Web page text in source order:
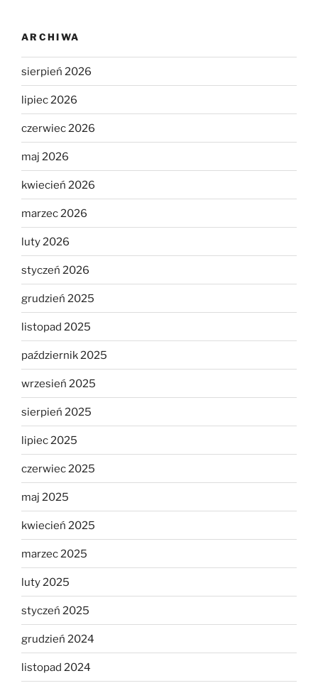
ARCHIWA
sierpień 2026
lipiec 2026
czerwiec 2026
maj 2026
kwiecień 2026
marzec 2026
luty 2026
styczeń 2026
grudzień 2025
listopad 2025
październik 2025
wrzesień 2025
sierpień 2025
lipiec 2025
czerwiec 2025
maj 2025
kwiecień 2025
marzec 2025
luty 2025
styczeń 2025
grudzień 2024
listopad 2024